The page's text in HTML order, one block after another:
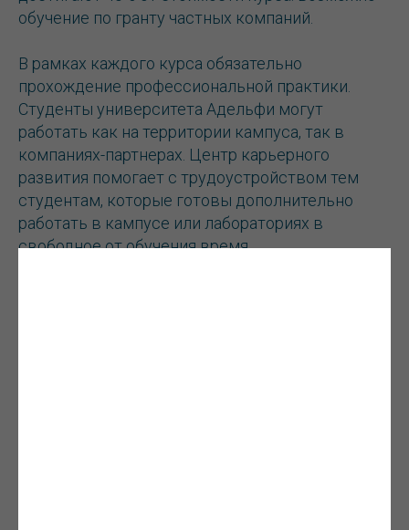
обучение по гранту частных компаний.
В рамках каждого курса обязательно
прохождение профессиональной практики.
Студенты университета Адельфи могут
работать как на территории кампуса, так в
компаниях-партнерах. Центр карьерного
развития помогает с трудоустройством тем
студентам, которые готовы дополнительно
работать в кампусе или лабораториях в
свободное от обучения время.